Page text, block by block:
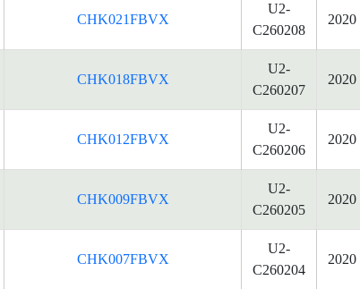
CHK021FBVX
U2-
C260208
2020
CHK018FBVX
U2-
C260207
2020
CHK012FBVX
U2-
C260206
2020
CHK009FBVX
U2-
C260205
2020
CHK007FBVX
U2-
C260204
2020